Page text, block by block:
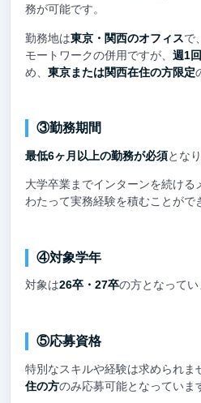
務が可能です。
勤務地は東京・関西のオフィスで
モートワークの併用ですが、 週1
め、 東京または関西在住の方限定
③勤務期間
最低6ヶ月以上の勤務が必須となり
大学卒業までインターンを続ける
わたって実務経験を積むことがで
④対象学年
対象は26卒・27卒の方となってい
⑤応募資格
特別なスキルや経験は求められま
住の方のみ応募可能となっていま